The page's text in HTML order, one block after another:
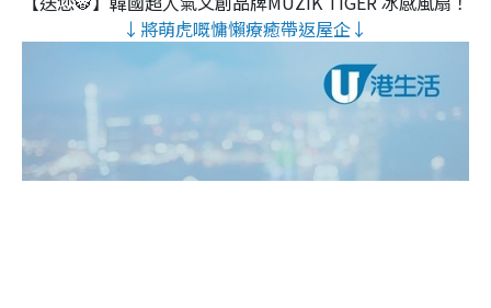
↓將萌虎嘅慵懶療癒帶返屋企↓